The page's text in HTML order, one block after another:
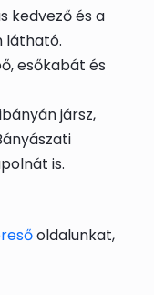
kedvező és a
látható.
esőkabát és
jársz,
is.
oldalunkat,